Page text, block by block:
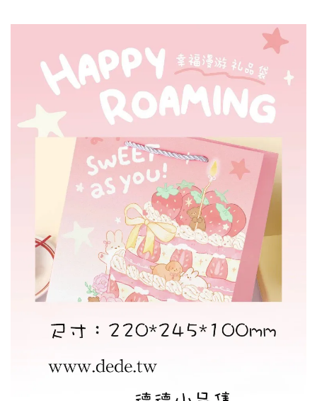
加入購物車